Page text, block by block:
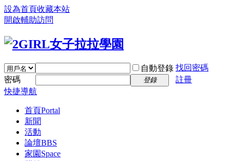
設為首頁收藏本站
開啟輔助訪問
自動登錄 找回密碼
密碼
登錄
註冊
快捷導航
首頁Portal
新聞
活動
論壇BBS
家園 Space